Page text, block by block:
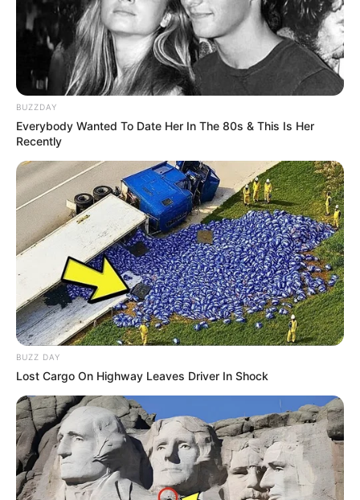
BUZZDAY
Everybody Wanted To Date Her In The 80s & This Is Her
Recently
BUZZ DAY
Lost Cargo On Highway Leaves Driver In Shock